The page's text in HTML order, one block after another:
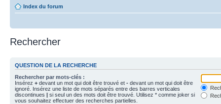
Index du forum
Rechercher
QUESTION DE LA RECHERCHE
Rechercher par mots-clés :
Insérez + devant un mot qui doit être trouvé et - devant un mot qui doit être
ignoré. Insérez une liste de mots séparés entre des barres verticales
discontinues | si seul un des mots doit être trouvé. Utilisez * comme joker si
vous souhaitez effectuer des recherches partielles.